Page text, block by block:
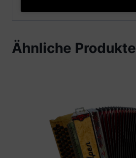
Ähnliche Produkte